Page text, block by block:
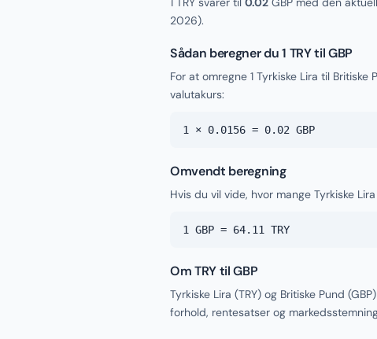
2026).
Sådan beregner du 1 TRY til GBP
For at omregne 1 Tyrkiske Lira til
valutakurs:
1 × 0.0156 = 0.02 GBP
Omvendt beregning
Hvis du vil vide, hvor mange Tyrkiske
1 GBP = 64.11 TRY
Om TRY til GBP
Tyrkiske Lira (TRY) og Britiske Pund
forhold, rentesatser og